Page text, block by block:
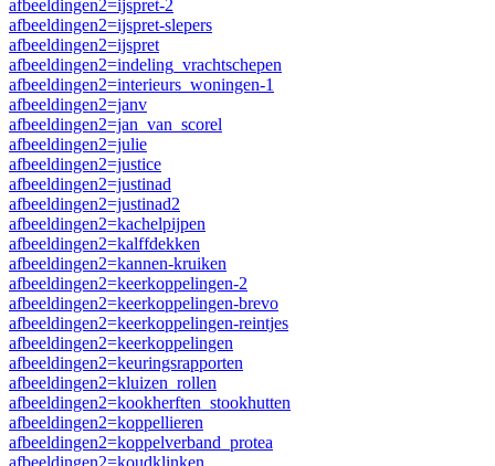
afbeeldingen2=ijspret-2
afbeeldingen2=ijspret-slepers
afbeeldingen2=ijspret
afbeeldingen2=indeling_vrachtschepen
afbeeldingen2=interieurs_woningen-1
afbeeldingen2=janv
afbeeldingen2=jan_van_scorel
afbeeldingen2=julie
afbeeldingen2=justice
afbeeldingen2=justinad
afbeeldingen2=justinad2
afbeeldingen2=kachelpijpen
afbeeldingen2=kalffdekken
afbeeldingen2=kannen-kruiken
afbeeldingen2=keerkoppelingen-2
afbeeldingen2=keerkoppelingen-brevo
afbeeldingen2=keerkoppelingen-reintjes
afbeeldingen2=keerkoppelingen
afbeeldingen2=keuringsrapporten
afbeeldingen2=kluizen_rollen
afbeeldingen2=kookherften_stookhutten
afbeeldingen2=koppellieren
afbeeldingen2=koppelverband_protea
afbeeldingen2=koudklinken